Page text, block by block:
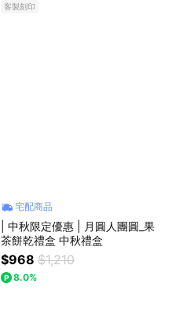
客製刻印
宅配商品
| 中秋限定優惠 | 月圓人團圓_果
茶餅乾禮盒 中秋禮盒
$968 $1,210
8.0%